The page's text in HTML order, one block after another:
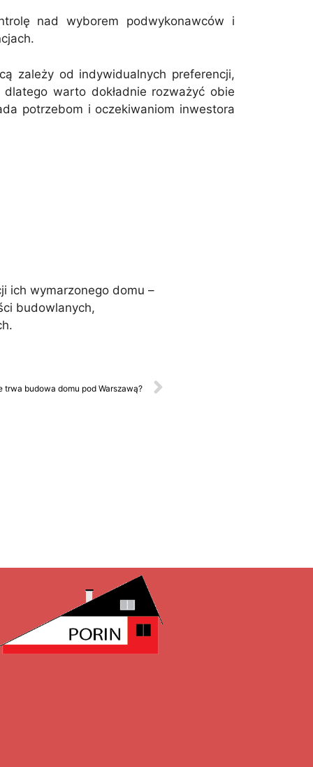
nad wyborem podwykonawców i
zależy od indywidualnych preferencji,
warto dokładnie rozważyć obie
potrzebom i oczekiwaniom inwestora
ich wymarzonego domu –
budowlanych,
trwa budowa domu pod Warszawą?